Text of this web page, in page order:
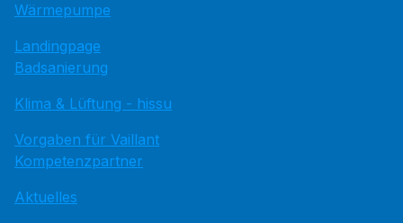
Wärmepumpe
Landingpage
Badsanierung
Klima & Lüftung - hissu
Vorgaben für Vaillant
Kompetenzpartner
Aktuelles